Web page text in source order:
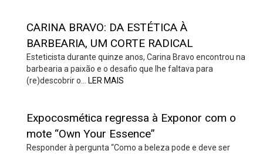
CARINA BRAVO: DA ESTÉTICA À
BARBEARIA, UM CORTE RADICAL
Esteticista durante quinze anos, Carina Bravo encontrou na
barbearia a paixão e o desafio que lhe faltava para
(re)descobrir o…
LER MAIS
Expocosmética regressa à Exponor com o
mote “Own Your Essence”
Responder à pergunta “Como a beleza pode e deve ser